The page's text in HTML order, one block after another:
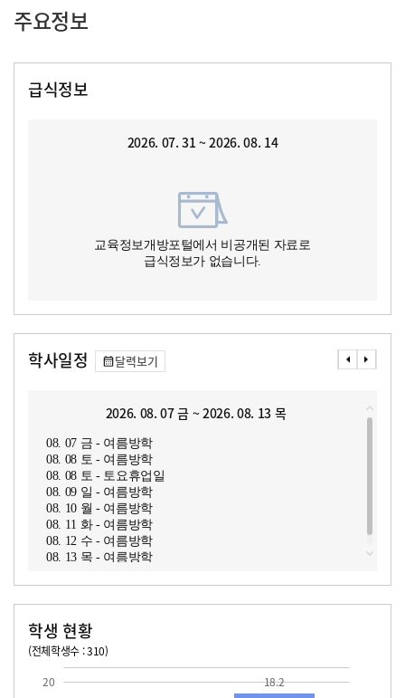
주요정보
급식정보
2026. 07. 31 ~ 2026. 08. 14
교육정보개방포털에서 비공개된 자료로
급식정보가 없습니다.
학사일정 달력보기
2026. 08. 07 금 ~ 2026. 08. 13 목
08. 07 금 - 여름방학
08. 08 토 - 여름방학
08. 08 토 - 토요휴업일
08. 09 일 - 여름방학
08. 10 월 - 여름방학
08. 11 화 - 여름방학
08. 12 수 - 여름방학
08. 13 목 - 여름방학
학생 현황
(전체학생수 : 310)
20 18.2